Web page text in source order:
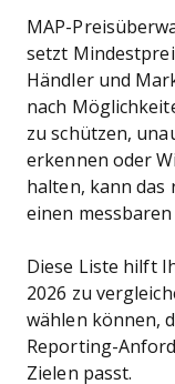
MAP-
setzt
Händler und
nach
zu schützen,
erkennen oder
halten, kann
einen
Diese Liste hilft
2026 zu
wählen können,
Reporting-
Zielen passt.